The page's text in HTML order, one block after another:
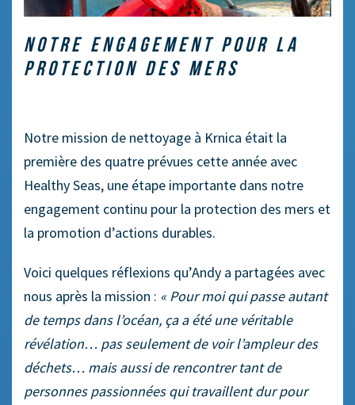
NOTRE ENGAGEMENT POUR LA
PROTECTION DES MERS
Notre mission de nettoyage à Krnica était la
première des quatre prévues cette année avec
Healthy Seas, une étape importante dans notre
engagement continu pour la protection des mers et
la promotion d’actions durables.
Voici quelques réflexions qu’Andy a partagées avec
nous après la mission : « Pour moi qui passe autant
de temps dans l’océan, ça a été une véritable
révélation… pas seulement de voir l’ampleur des
déchets… mais aussi de rencontrer tant de
personnes passionnées qui travaillent dur pour